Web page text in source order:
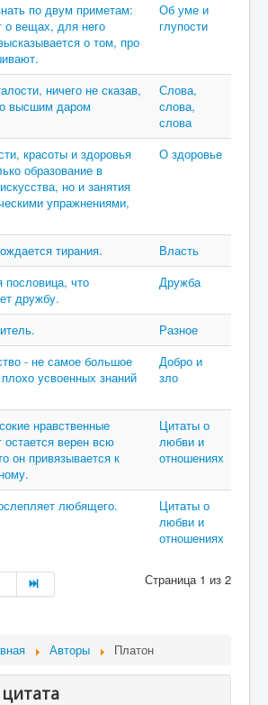
по двум приметам:
о вещах, для него
о том, про
Об уме и
глупости
ничего не сказав,
высшим даром
Слова,
слова,
слова
красоты и здоровья
образование в
но и занятия
упражнениями,
О здоровье
тирания.
Власть
пословица, что
дружбу.
Дружба
Разное
- не самое большое
усвоенных знаний
Добро и
зло
нравственные
остается верен всю
он привязывается к
Цитаты о
любви и
отношениях
любящего.
Цитаты о
любви и
отношениях
Страница 1 из 2
Авторы Платон